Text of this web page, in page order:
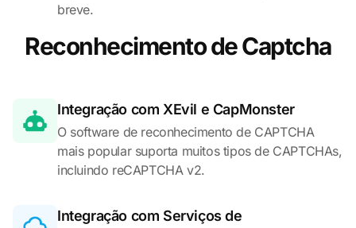
breve.
Reconhecimento de Captcha
Integração com XEvil e CapMonster
O software de reconhecimento de CAPTCHA
mais popular suporta muitos tipos de CAPTCHAs,
incluindo reCAPTCHA v2.
Integração com Serviços de